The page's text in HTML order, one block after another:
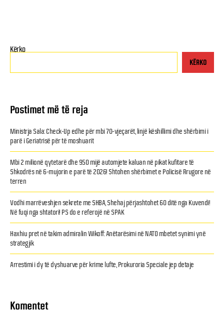
Kërko
KËRKO
Postimet më të reja
Ministrja Sala: Check-Up edhe për mbi 70-vjeçarët, linjë këshillimi dhe shërbimi i
parë i Geriatrisë për të moshuarit
Mbi 2 milionë qytetarë dhe 950 mijë automjete kaluan në pikat kufitare të
Shkodrës në 6-mujorin e parë të 2026! Shtohen shërbimet e Policisë Rrugore në
terren
Vodhi marrëveshjen sekrete me SHBA, Shehaj përjashtohet 60 ditë nga Kuvendi!
Në fuqi nga shtatori! PS do e referojë në SPAK
Haxhiu pret në takim admiralin Wikoff: Anëtarësimi në NATO mbetet synimi ynë
strategjik
Arrestimi i dy të dyshuarve për krime lufte, Prokuroria Speciale jep detaje
Komentet